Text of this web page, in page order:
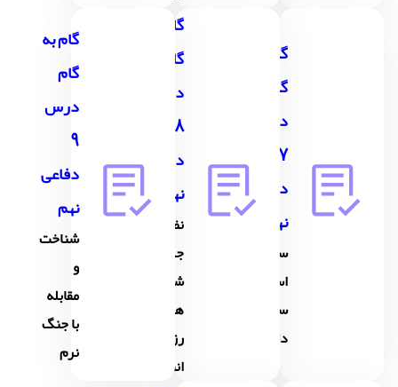
گام به
گام
درس
7
دفاعی
نهم
سرباز
اسلام
سردار
دل ها
گام به
گام
درس
8
دفاعی
نهم
نظام
جمع و
شیوه
های
رزم
انفرادی
گام به
گام
درس
9
دفاعی
نهم
شناخت
و
مقابله
با جنگ
نرم